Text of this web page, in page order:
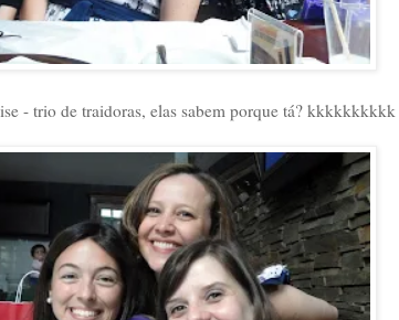
- trio de traidoras, elas sabem porque tá? kkkkkkkkkk